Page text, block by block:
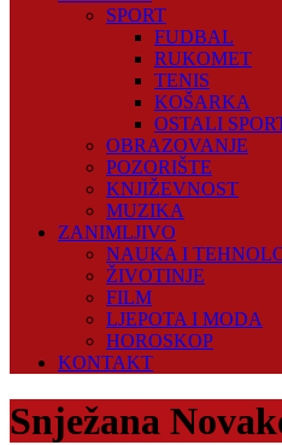
SPORT
FUDBAL
RUKOMET
TENIS
KOŠARKA
OSTALI
OBRAZOVANJE
POZORIŠTE
KNJIŽEVNOST
MUZIKA
ZANIMLJIVO
NAUKA I
ŽIVOTINJE
FILM
LJEPOTA I MODA
HOROSKOP
KONTAKT
Snježana